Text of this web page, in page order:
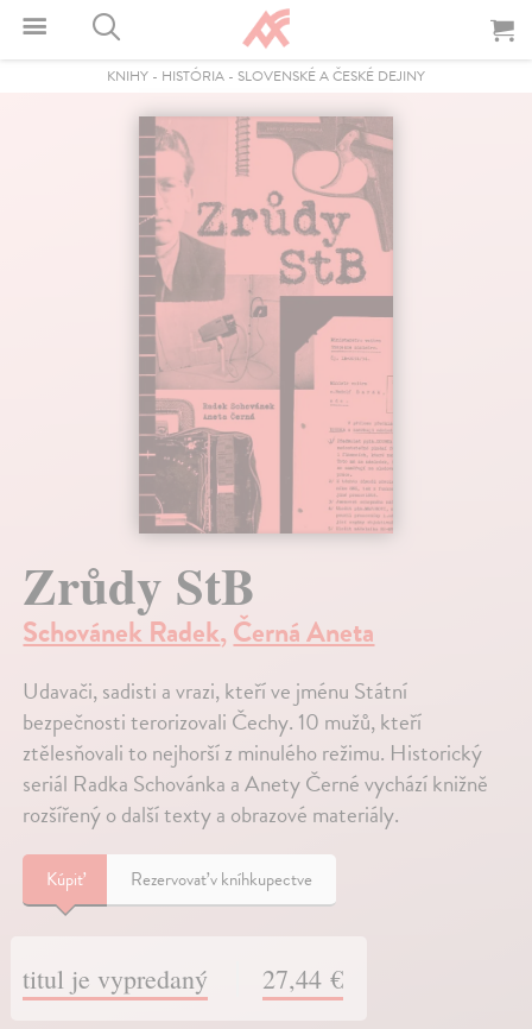
KNIHY - HISTÓRIA - SLOVENSKÉ A ČESKÉ DEJINY
Zrůdy StB
Schovánek Radek,Černá Aneta
Udavači, sadisti a vrazi, kteří ve jménu Státní
bezpečnosti terorizovali Čechy. 10 mužů, kteří
ztělesňovali to nejhorší z minulého režimu. Historický
seriál Radka Schovánka a Anety Černé vychází knižně
rozšířený o další texty a obrazové materiály.
Kúpiť Rezervovať v kníhkupectve
titul je vypredaný 27,44 €